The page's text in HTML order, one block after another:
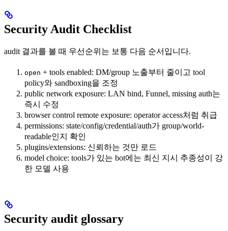
Security Audit Checklist
audit 결과를 볼 때 우선순위는 보통 다음 순서입니다.
open + tools enabled: DM/group 노출부터 줄이고 tool
policy와 sandboxing을 조정
public network exposure: LAN bind, Funnel, missing auth는
즉시 수정
browser control remote exposure: operator access처럼 취급
permissions: state/config/credential/auth가 group/world-
readable인지 확인
plugins/extensions: 신뢰하는 것만 로드
model choice: tools가 있는 bot에는 최신 지시 추종성이 강
한 모델 사용
Security audit glossary